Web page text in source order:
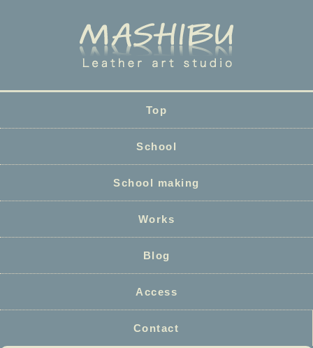
Top
School
School making
Works
Blog
Access
Contact